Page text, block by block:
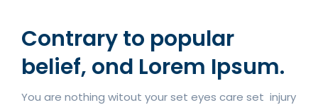
Contrary to popular
belief, ond Lorem Ipsum.
You are nothing witout your set eyes care set injury